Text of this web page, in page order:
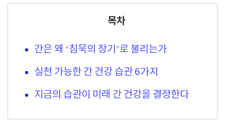
목차
간은 왜 ‘침묵의 장기’로 불리는가
실천 가능한 간 건강 습관 6가지
지금의 습관이 미래 간 건강을 결정한다